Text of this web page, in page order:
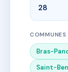
28
Bras-
Saint-